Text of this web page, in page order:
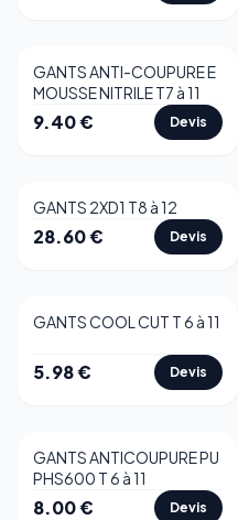
GANTS ANTI-COUPURE E
MOUSSE NITRILE T7 à 11
9.40€ Devis
GANTS 2XD1 T8 à 12
28.60€ Devis
GANTS COOL CUT T 6 à 11
5.98€ Devis
GANTS ANTICOUPURE PU
PHS600 T 6 à 11
8.00€ Devis